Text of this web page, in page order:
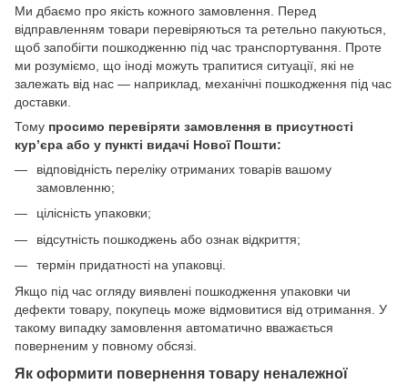
Ми дбаємо про якість кожного замовлення. Перед
відправленням товари перевіряються та ретельно пакуються,
щоб запобігти пошкодженню під час транспортування. Проте
ми розуміємо, що іноді можуть трапитися ситуації, які не
залежать від нас — наприклад, механічні пошкодження під час
доставки.
Тому просимо перевіряти замовлення в присутності
кур’єра або у пункті видачі Нової Пошти:
відповідність переліку отриманих товарів вашому
замовленню;
цілісність упаковки;
відсутність пошкоджень або ознак відкриття;
термін придатності на упаковці.
Якщо під час огляду виявлені пошкодження упаковки чи
дефекти товару, покупець може відмовитися від отримання. У
такому випадку замовлення автоматично вважається
поверненим у повному обсязі.
Як оформити повернення товару неналежної